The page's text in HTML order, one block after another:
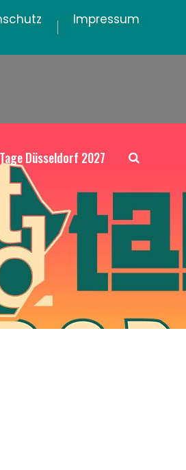
Impressum
Düsseldorf 2027